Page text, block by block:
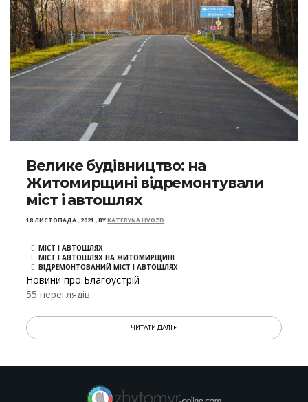
Велике будівництво: на
Житомирщині відремонтували
міст і автошлях
18 ЛИСТОПАДА , 2021 ,BYKATERYNA HVOZD
МІСТ І АВТОШЛЯХ
МІСТ І АВТОШЛЯХ НА ЖИТОМИРЩИНІ
ВІДРЕМОНТОВАНИЙ МІСТ І АВТОШЛЯХ
Новини про Благоустрій
55 переглядів
ЧИТАТИ ДАЛІ